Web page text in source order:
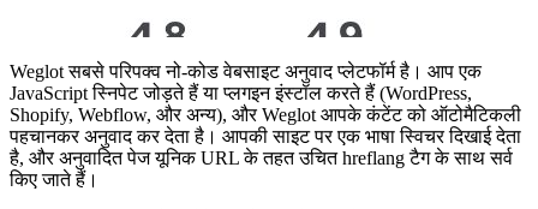
Weglot सबसे परिपक्व नो-कोड वेबसाइट अनुवाद प्लेटफॉर्म है। आप एक
JavaScript स्निपेट जोड़ते हैं या प्लगइन इंस्टॉल करते हैं (WordPress,
Shopify, Webflow, और अन्य), और Weglot आपके कंटेंट को ऑटोमैटिकली
पहचानकर अनुवाद कर देता है। आपकी साइट पर एक भाषा स्विचर दिखाई देता
है, और अनुवादित पेज यूनिक URL के तहत उचित hreflang टैग के साथ सर्व
किए जाते हैं।